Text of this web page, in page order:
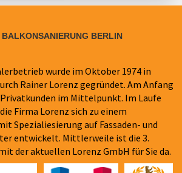
BERLIN
wurde im Oktober 1974 in
Rainer Lorenz gegründet. Am Anfang
im Mittelpunkt. Im Laufe
Firma Lorenz sich zu einem
Spezialiesierung auf Fassaden- und
entwickelt. Mittlerweile ist die 3.
der aktuellen Lorenz GmbH für Sie da.